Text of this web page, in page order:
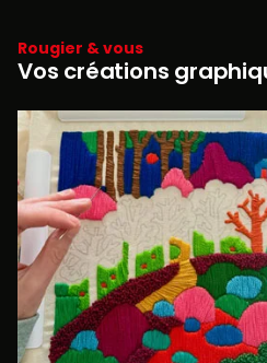
Rougier & vous
Vos créations